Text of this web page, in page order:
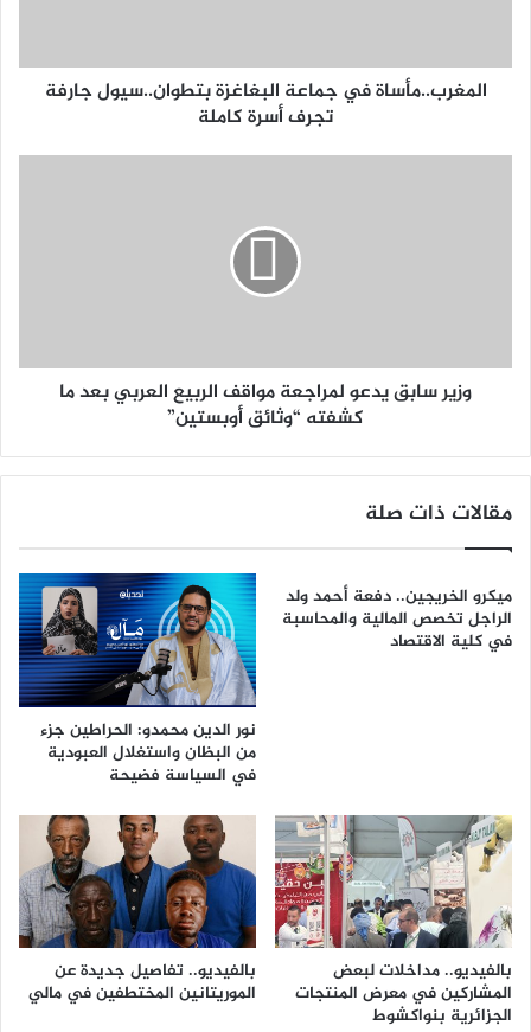
المغرب..مأساة في جماعة البغاغزة بتطوان..سيول جارفة
تجرف أسرة كاملة
وزير سابق يدعو لمراجعة مواقف الربيع العربي بعد ما
كشفته “وثائق أوبستين”
مقالات ذات صلة
ميكرو الخريجين.. دفعة أحمد ولد
الراجل تخصص المالية والمحاسبة
في كلية الاقتصاد
نور الدين محمدو: الحراطين جزء
من البظان واستغلال العبودية
في السياسة فضيحة
بالفيديو.. مداخلات لبعض
المشاركين في معرض المنتجات
الجزائرية بنواكشوط
بالفيديو.. تفاصيل جديدة عن
الموريتانين المختطفين في مالي